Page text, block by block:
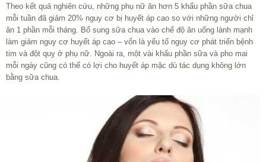
Theo kết quả nghiên cứu, những phụ nữ ăn hơn 5 khẩu phần sữa chua
mỗi tuần đã giảm 20% nguy cơ bị huyết áp cao so với những người chỉ
ăn 1 phần mỗi tháng. Bổ sung sữa chua vào chế độ ăn uống lành mạnh
làm giảm nguy cơ huyết áp cao – vốn là yếu tố nguy cơ phát triển bệnh
tim và đột quỵ ở phụ nữ. Ngoài ra, một vài khẩu phần sữa và pho mai
mỗi ngày cũng có thể có lợi cho huyết áp mặc dù tác dụng không lớn
bằng sữa chua.